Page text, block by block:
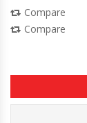
Compare
Compare